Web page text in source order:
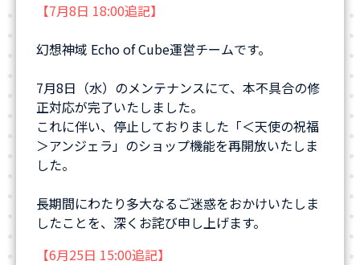
【7月8日 18:00追記】
幻想神域 Echo of Cube運営チームです。
7月8日（水）のメンテナンスにて、本不具合の修
正対応が完了いたしました。
これに伴い、停止しておりました「＜天使の祝福
＞アンジェラ」のショップ機能を再開放いたしま
した。
長期間にわたり多大なるご迷惑をおかけいたしま
したことを、深くお詫び申し上げます。
【6月25日 15:00追記】